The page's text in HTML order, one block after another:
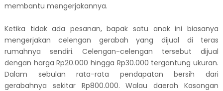
membantu mengerjakannya.
Ketika tidak ada pesanan, bapak satu anak ini biasanya
mengerjakan celengan gerabah yang dijual di teras
rumahnya sendiri. Celengan-celengan tersebut dijual
dengan harga Rp20.000 hingga Rp30.000 tergantung ukuran.
Dalam sebulan rata-rata pendapatan bersih dari
gerabahnya sekitar Rp800.000. Walau daerah Kasongan